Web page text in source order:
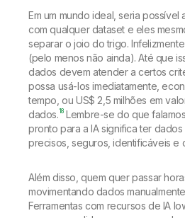
Em um mundo ideal, seria possível
com qualquer dataset e eles
separar o joio do trigo.
(pelo menos não ainda). Até que
dados devem atender a certos
possa usá-los imediatamente,
tempo, ou US$ 2,5 milhões em
dados.18Lembre-se do que
pronto para a IA significa ter
precisos, seguros, identificáveis e
Além disso, quem quer passar
movimentando dados
Ferramentas com recursos de IA